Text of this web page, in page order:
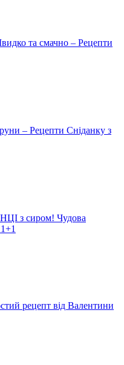
та смачно – Рецепти
– Рецепти Сніданку з
з сиром! Чудова
рецепт від Валентини